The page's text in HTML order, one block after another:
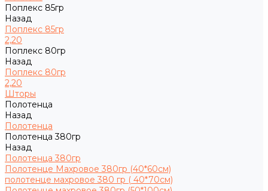
Поплекс 85гр
Назад
Поплекс 85гр
2,20
Поплекс 80гр
Назад
Поплекс 80гр
2,20
Шторы
Полотенца
Назад
Полотенца
Полотенца 380гр
Назад
Полотенца 380гр
Полотенце Махровое 380гр (40*60см)
полотенце махровое 380 гр ( 40*70см)